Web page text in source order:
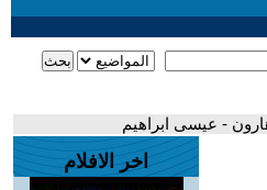
- عيسى ابراهيم
اخر الافلام